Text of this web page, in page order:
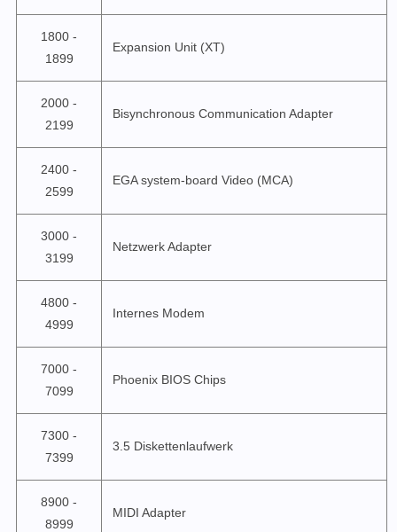
1800 -
1899
Expansion Unit (XT)
2000 -
2199
Bisynchronous Communication Adapter
2400 -
2599
EGA system-board Video (MCA)
3000 -
3199
Netzwerk Adapter
4800 -
4999
Internes Modem
7000 -
7099
Phoenix BIOS Chips
7300 -
7399
3.5 Diskettenlaufwerk
8900 -
8999
MIDI Adapter